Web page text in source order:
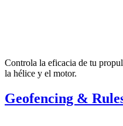
Controla la eficacia de tu
la hélice y el motor.
Geofencing &